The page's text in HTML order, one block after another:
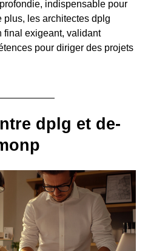
indispensable pour
plus, les architectes dplg
final exigeant, validant
pour diriger des projets
dplg et de-